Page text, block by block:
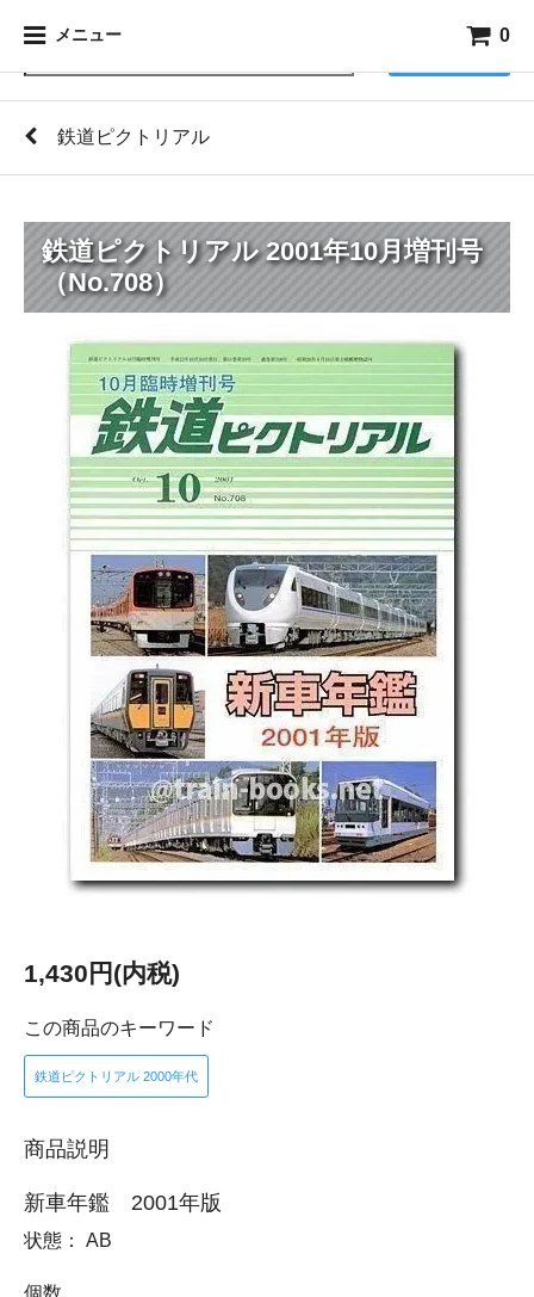
メニュー 0
鉄道ピクトリアル
鉄道ピクトリアル 2001年10月増刊号
（No.708）
1,430円(内税)
この商品のキーワード
鉄道ピクトリアル 2000年代
商品説明
新車年鑑 2001年版
状態： AB
個数